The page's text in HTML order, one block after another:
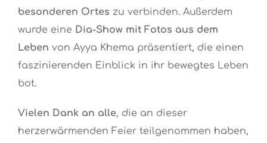
besonderen Ortes zu verbinden. Außerdem
wurde eine Dia-Show mit Fotos aus dem
Leben von Ayya Khema präsentiert, die einen
faszinierenden Einblick in ihr bewegtes Leben
bot.
Vielen Dank an alle, die an dieser
herzerwärmenden Feier teilgenommen haben,